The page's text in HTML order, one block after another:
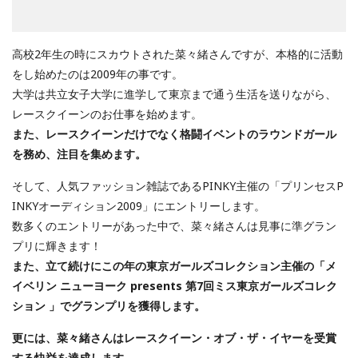
高校2年生の時にスカウトされた菜々緒さんですが、本格的に活動
をし始めたのは2009年の事です。
大学は共立女子大学に進学して東京まで通う生活を送りながら、
レースクイーンのお仕事を始めます。
また、レースクイーンだけでなく格闘イベントのラウンドガール
を務め、注目を集めます。
そして、人気ファッション雑誌であるPINKY主催の「プリンセスP
INKYオーディション2009」にエントリーします。
数多くのエントリーがあった中で、菜々緒さんは見事に準グラン
プリに輝きます！
また、立て続けにこの年の東京ガールズコレクション主催の「メ
イベリン ニューヨーク presents 第7回ミス東京ガールズコレク
ション 」でグランプリを獲得します。
更には、菜々緒さんはレースクイーン・オブ・ザ・イヤーを受賞